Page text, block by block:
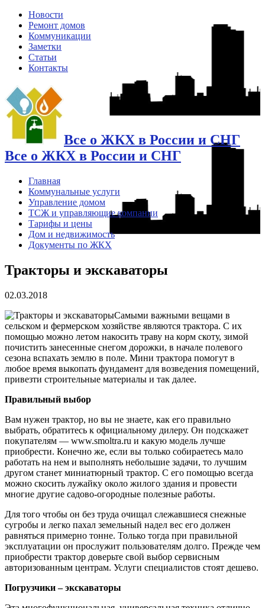
Новости
Ремонт домов
Коммуникации
Заметки
Статьи
Контакты
Все о ЖКХ в России и СНГ
Все о ЖКХ в России и СНГ
Главная
Коммунальные услуги
Управление домом
ТСЖ и управляющие компании
Тарифы и цены
Дом и недвижимость
Документы по ЖКХ
Тракторы и экскаваторы
02.03.2018
Самыми важными вещами в
сельском и фермерском хозяйстве являются трактора. С их
помощью можно летом накосить траву на корм скоту, зимой
почистить занесенные снегом дорожки, в начале полевого
сезона вспахать землю в поле. Мини трактора помогут в
любое время выкопать фундамент для возведения помещений,
привезти строительные материалы и так далее.
Правильный выбор
Вам нужен трактор, но вы не знаете, как его правильно
выбрать, обратитесь к официальному дилеру. Он подскажет
покупателям — www.smoltra.ru и какую модель лучше
приобрести. Конечно же, если вы только собираетесь мало
работать на нем и выполнять небольшие задачи, то лучшим
другом станет миниатюрный трактор. С его помощью всегда
можно скосить лужайку около жилого здания и провести
многие другие садово-огородные полезные работы.
Для того чтобы он без труда очищал слежавшиеся снежные
сугробы и легко пахал земельный надел вес его должен
равняться примерно тонне. Только тогда при правильной
эксплуатации он прослужит пользователям долго. Прежде чем
приобрести трактор доверьте свой выбор сервисным
авторизованным центрам. Услуги специалистов стоят дешево.
Погрузчики – экскаваторы